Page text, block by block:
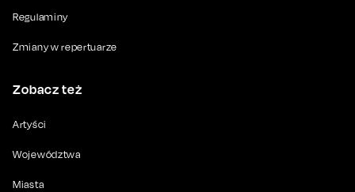
Regulaminy
Zmiany w repertuarze
Zobacz też
Artyści
Województwa
Miasta